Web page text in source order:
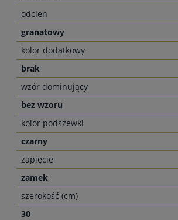
odcień
granatowy
kolor dodatkowy
brak
wzór dominujący
bez wzoru
kolor podszewki
czarny
zapięcie
zamek
szerokość (cm)
30